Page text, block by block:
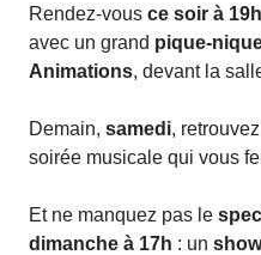
Rendez-vous ce soir à 19h
avec un grand
Animations, devant la
Demain, samedi, retrouvez
soirée musicale qui vous
Et ne manquez pas le
dimanche à 17h : un